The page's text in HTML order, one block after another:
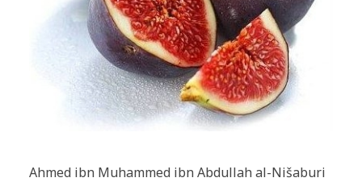
Ahmed ibn Muhammed ibn Abdullah al-Nišaburi